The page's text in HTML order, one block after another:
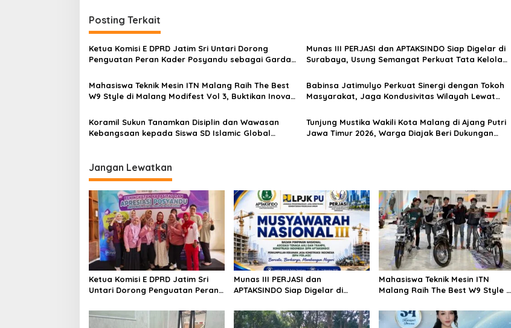
t
n
a
i
a
t
o
n
Posting Terkait
Ketua Komisi E DPRD Jatim Sri Untari Dorong
Penguatan Peran Kader Posyandu sebagai Garda
Munas III PERJASI dan APTAKSINDO Siap Digelar di
Surabaya, Usung Semangat Perkuat Tata Kelola
Mahasiswa Teknik Mesin ITN Malang Raih The Best
W9 Style di Malang Modifest Vol 3, Buktikan Inovasi
Babinsa Jatimulyo Perkuat Sinergi dengan Tokoh
Masyarakat, Jaga Kondusivitas Wilayah Lewat
Koramil Sukun Tanamkan Disiplin dan Wawasan
Kebangsaan kepada Siswa SD Islamic Global
Tunjung Mustika Wakili Kota Malang di Ajang Putri
Jawa Timur 2026, Warga Diajak Beri Dukungan
Jangan Lewatkan
Ketua Komisi E DPRD Jatim Sri
Untari Dorong Penguatan Peran
Terdepan Layanan Kesehatan
Munas III PERJASI dan
APTAKSINDO Siap Digelar di
Perkuat Tata Kelola Organisasi
Mahasiswa Teknik Mesin ITN
Malang Raih The Best W9 Style di
Inovasi Kampus di Panggung
Nasional